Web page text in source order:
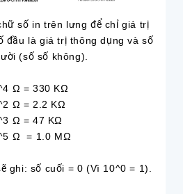
số in trên lưng để chỉ giá trị
đầu là giá trị thông dụng và số
(số số không).
Ω = 330 KΩ
Ω = 2.2 KΩ
Ω = 47 KΩ
Ω = 1.0 MΩ
ghi: số cuối = 0 (Vì 10^0 = 1).